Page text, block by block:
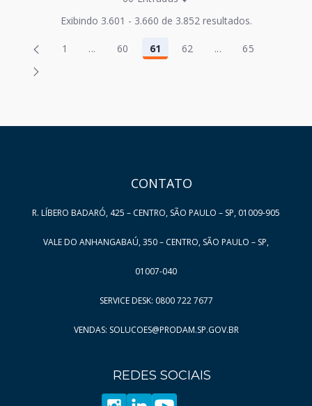
Entradas por Página
Entradas por Página
Exibindo 3.601 - 3.660 de 3.852 resultados.
Página
1 ...Páginas intermediárias Usar ABA para
Página
Página
Página
Página
60 Página
61 Página
62 ...Páginas
Página
63
Página
65
CONTATO
R. LÍBERO BADARÓ, 425 – CENTRO, SÃO PAULO – SP, 01009-905
VALE DO ANHANGABAÚ, 350 – CENTRO, SÃO PAULO – SP,
01007-040
SERVICE DESK: 0800 722 7677
VENDAS: SOLUCOES@PRODAM.SP.GOV.BR
REDES SOCIAIS